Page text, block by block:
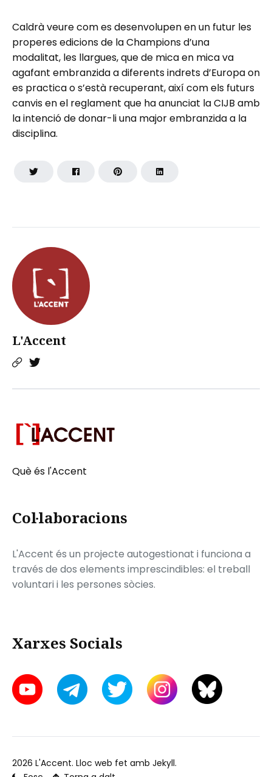
L'Accent
Caldrà veure com es desenvolupen en un futur les
properes edicions de la Champions d’una
modalitat, les llargues, que de mica en mica va
agafant embranzida a diferents indrets d’Europa on
es practica o s’està recuperant, així com els futurs
canvis en el reglament que ha anunciat la CIJB amb
la intenció de donar-li una major embranzida a la
disciplina.
Què és l'Accent
Col·laboracions
L'Accent és un projecte autogestionat i funciona a
través de dos elements imprescindibles: el treball
voluntari i les persones sòcies.
Xarxes Socials
2026 L'Accent. Lloc web fet amb Jekyll.